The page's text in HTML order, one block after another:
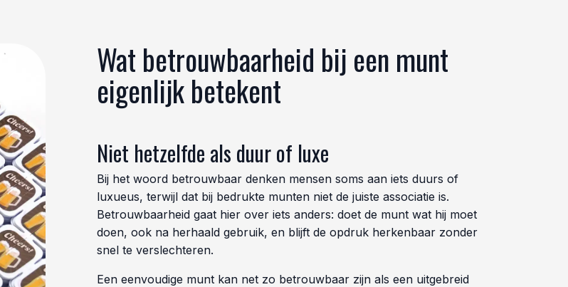
Wat betrouwbaarheid bij een munt
eigenlijk betekent
Niet hetzelfde als duur of luxe
Bij het woord betrouwbaar denken mensen soms aan iets duurs of
luxueus, terwijl dat bij bedrukte munten niet de juiste associatie is.
Betrouwbaarheid gaat hier over iets anders: doet de munt wat hij moet
doen, ook na herhaald gebruik, en blijft de opdruk herkenbaar zonder
snel te verslechteren.
Een eenvoudige munt kan net zo betrouwbaar zijn als een uitgebreid